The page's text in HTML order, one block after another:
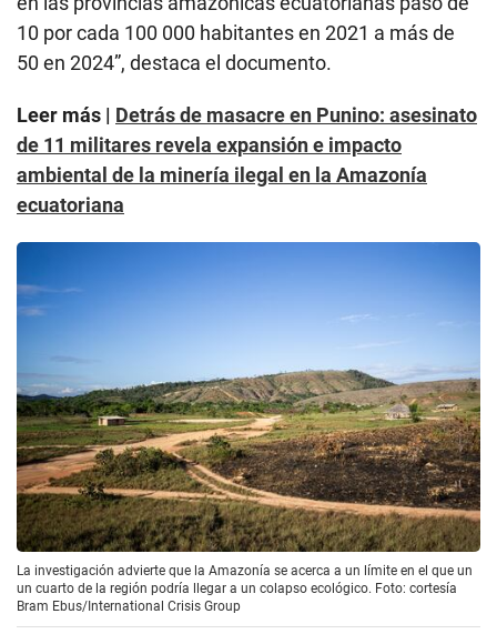
10 por cada 100 000 habitantes en 2021 a más de
50 en 2024”, destaca el documento.
Leer más | Detrás de masacre en Punino: asesinato
de 11 militares revela expansión e impacto
ambiental de la minería ilegal en la Amazonía
ecuatoriana
La investigación advierte que la Amazonía se acerca a un límite en el que un
un cuarto de la región podría llegar a un colapso ecológico. Foto: cortesía
Bram Ebus/International Crisis Group